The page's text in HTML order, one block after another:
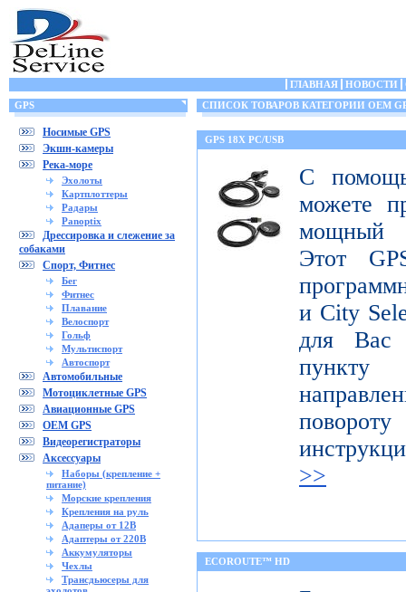
ГЛАВНАЯ НОВОСТИ
GPS
Носимые GPS
Экшн-камеры
Река-море
Эхолоты
Картплоттеры
Радары
Panoptix
Дрессировка и слежение за
собаками
Спорт, Фитнес
Бег
Фитнес
Плавание
Велоспорт
Гольф
Мультиспорт
Автоспорт
Автомобильные
Мотоциклетные GPS
Авиационные GPS
OEM GPS
Видеорегистраторы
Аксессуары
Наборы (крепление +
питание)
Морские крепления
Крепления на руль
Адаперы от 12В
Адаптеры от 220В
Аккумуляторы
Чехлы
Трансдьюсеры для
СПИСОК ТОВАРОВ КАТЕГОРИИ OEM
GPS 18X PC/USB
С
можете
мощный
Этот
и City
для Вас
пункту
>>
ECOROUTE™ HD